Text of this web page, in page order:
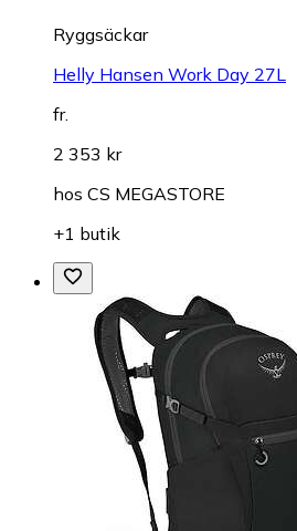
Ryggsäckar
Helly Hansen Work Day 27L
fr.
2 353 kr
hos CS MEGASTORE
+1 butik